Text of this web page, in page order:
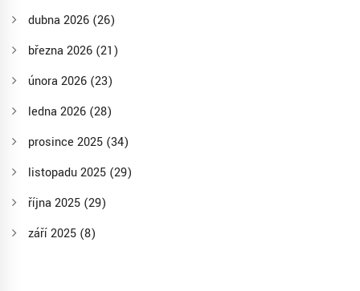
dubna 2026 (26)
března 2026 (21)
února 2026 (23)
ledna 2026 (28)
prosince 2025 (34)
listopadu 2025 (29)
října 2025 (29)
září 2025 (8)